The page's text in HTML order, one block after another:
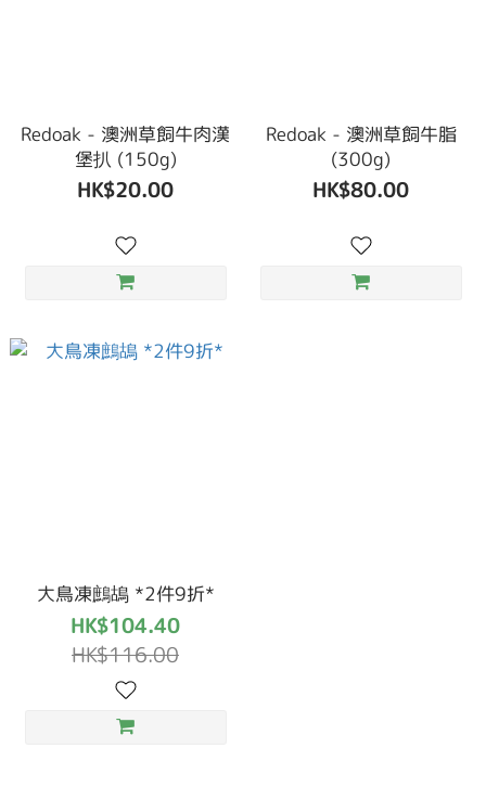
Redoak - 澳洲草飼牛肉漢
堡扒 (150g)
HK$20.00
Redoak - 澳洲草飼牛脂
(300g)
HK$80.00
大鳥凍鷓鴣 *2件9折*
HK$104.40
HK$116.00